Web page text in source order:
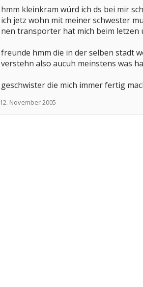
hmm kleinkram würd ich ds bei mir
ich jetz wohn mit meiner schwester
nen transporter hat mich beim letzen
freunde hmm die in der selben stadt
verstehn also aucuh meinstens was
geschwister die mich immer fertig
12. November 2005